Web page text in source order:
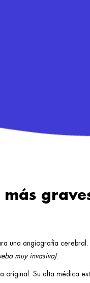
una angiografía
muy invasiva).
original. Su alta médica